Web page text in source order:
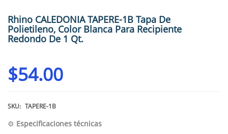
Rhino CALEDONIA TAPERE-1B Tapa De
Polietileno, Color Blanca Para Recipiente
Redondo De 1 Qt.
$54.00
SKU: TAPERE-1B
⚙️ Especificaciones técnicas